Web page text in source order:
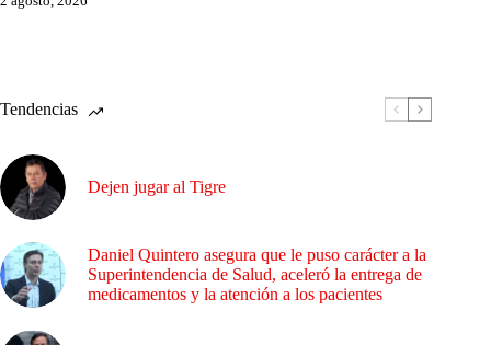
Tendencias
Dejen jugar al Tigre
Daniel Quintero asegura que le puso carácter a la
Superintendencia de Salud, aceleró la entrega de
medicamentos y la atención a los pacientes